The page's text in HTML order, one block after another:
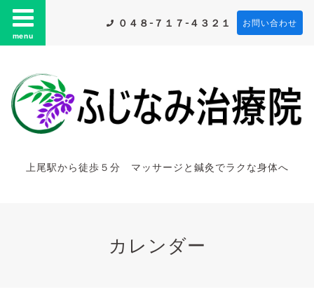
menu
０４８-７１７-４３２１ お問い合わせ
上尾駅から徒歩５分 マッサージと鍼灸でラクな身体へ
カレンダー